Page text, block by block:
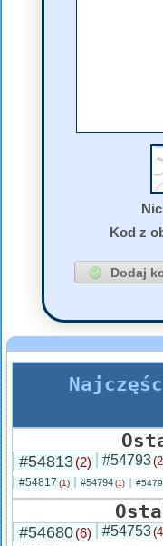
Kod z
#54813(2) #54793
#54817 (1) #54794 (1)
#54680(6) #54753